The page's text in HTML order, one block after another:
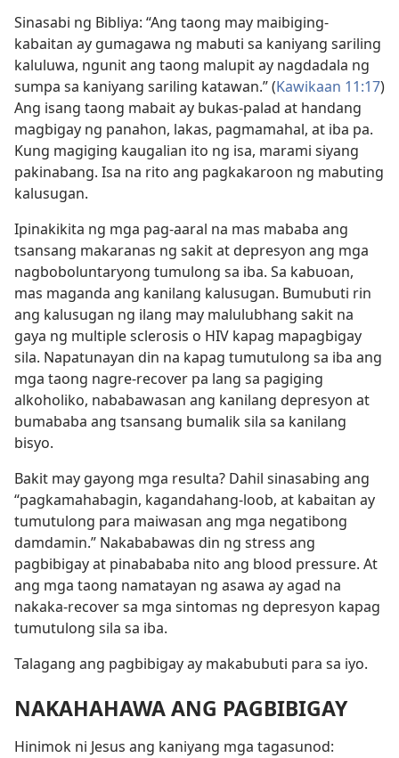
Sinasabi ng Bibliya: “Ang taong may maibiging-
kabaitan ay gumagawa ng mabuti sa kaniyang sariling
kaluluwa, ngunit ang taong malupit ay nagdadala ng
sumpa sa kaniyang sariling katawan.” (Kawikaan 11:17)
Ang isang taong mabait ay bukas-palad at handang
magbigay ng panahon, lakas, pagmamahal, at iba pa.
Kung magiging kaugalian ito ng isa, marami siyang
pakinabang. Isa na rito ang pagkakaroon ng mabuting
kalusugan.
Ipinakikita ng mga pag-aaral na mas mababa ang
tsansang makaranas ng sakit at depresyon ang mga
nagboboluntaryong tumulong sa iba. Sa kabuoan,
mas maganda ang kanilang kalusugan. Bumubuti rin
ang kalusugan ng ilang may malulubhang sakit na
gaya ng multiple sclerosis o HIV kapag mapagbigay
sila. Napatunayan din na kapag tumutulong sa iba ang
mga taong nagre-recover pa lang sa pagiging
alkoholiko, nababawasan ang kanilang depresyon at
bumababa ang tsansang bumalik sila sa kanilang
bisyo.
Bakit may gayong mga resulta? Dahil sinasabing ang
“pagkamahabagin, kagandahang-loob, at kabaitan ay
tumutulong para maiwasan ang mga negatibong
damdamin.” Nakababawas din ng stress ang
pagbibigay at pinabababa nito ang blood pressure. At
ang mga taong namatayan ng asawa ay agad na
nakaka-recover sa mga sintomas ng depresyon kapag
tumutulong sila sa iba.
Talagang ang pagbibigay ay makabubuti para sa iyo.
NAKAHAHAWA ANG PAGBIBIGAY
Hinimok ni Jesus ang kaniyang mga tagasunod: